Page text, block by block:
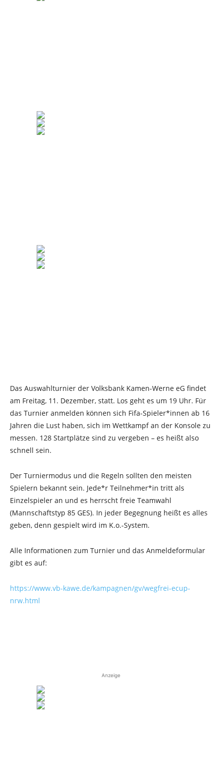
Das Auswahlturnier der Volksbank Kamen-Werne eG findet
am Freitag, 11. Dezember, statt. Los geht es um 19 Uhr. Für
das Turnier anmelden können sich Fifa-Spieler*innen ab 16
Jahren die Lust haben, sich im Wettkampf an der Konsole zu
messen. 128 Startplätze sind zu vergeben – es heißt also
schnell sein.
Der Turniermodus und die Regeln sollten den meisten
Spielern bekannt sein. Jede*r Teilnehmer*in tritt als
Einzelspieler an und es herrscht freie Teamwahl
(Mannschaftstyp 85 GES). In jeder Begegnung heißt es alles
geben, denn gespielt wird im K.o.-System.
Alle Informationen zum Turnier und das Anmeldeformular
gibt es auf:
https://www.vb-kawe.de/kampagnen/gv/wegfrei-ecup-
nrw.html
Anzeige